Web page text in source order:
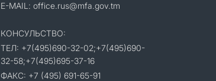
E-MAIL: office.rus@mfa.gov.tm
КОНСУЛЬСТВО:
ТЕЛ: +7(495)690-32-02;+7(495)690-
32-58;+7(495)695-37-16
ФАКС: +7 (495) 691-65-91